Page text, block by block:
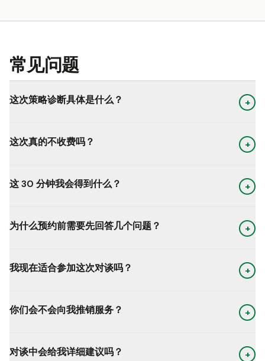
常见问题
这次策略诊断具体是什么？ +
这次真的不收费吗？ +
这 30 分钟我会得到什么？ +
为什么预约前需要先回答几个问题？ +
我现在适合参加这次对谈吗？ +
你们会不会向我推销服务？ +
对谈中会给我详细建议吗？ +